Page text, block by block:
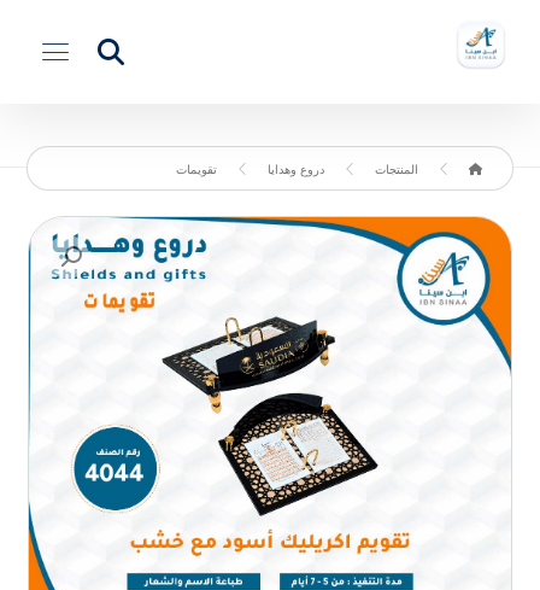
المنتجات دروع وهدايا تقويمات